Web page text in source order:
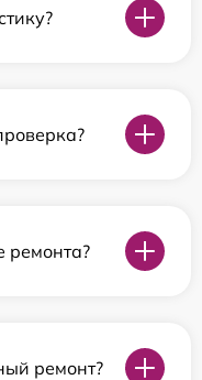
ремонта?
ремонт?